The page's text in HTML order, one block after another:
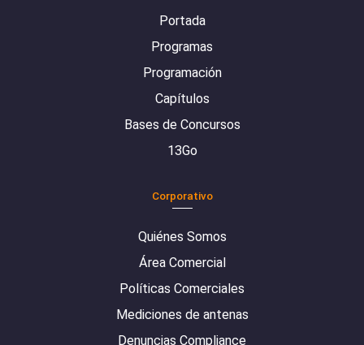
Portada
Programas
Programación
Capítulos
Bases de Concursos
13Go
Corporativo
Quiénes Somos
Área Comercial
Políticas Comerciales
Mediciones de antenas
Denuncias Compliance